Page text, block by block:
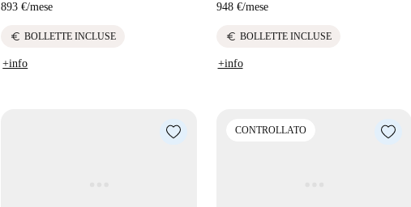
893 €/mese
euro BOLLETTE INCLUSE
+info
948 €/mese
euro BOLLETTE INCLUSE
+info
CONTROLLATO